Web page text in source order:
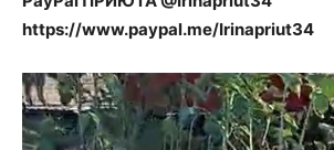
https://www.paypal.me/Irinapriut34